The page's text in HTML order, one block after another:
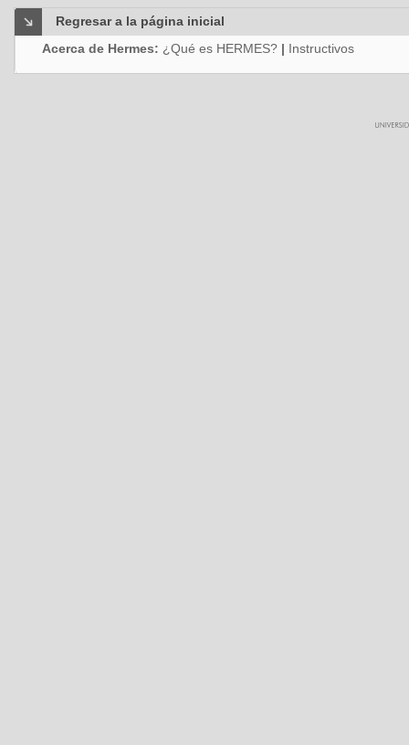
Regresar a la página inicial
Acerca de Hermes: ¿Qué es HERMES? | Instructivos